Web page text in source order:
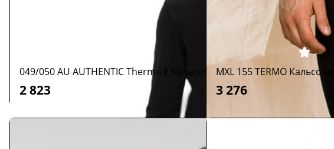
049/050 AU AUTHENTIC Thermo II Кальсоны мужские
2 823
MXL 155 TERMO
3 276